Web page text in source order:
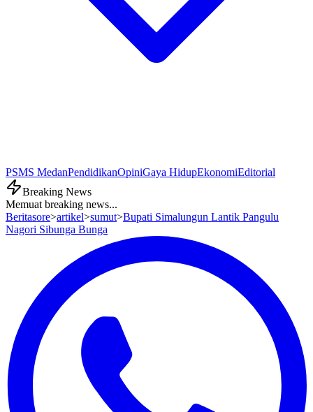
PSMS MedanPendidikanOpiniGaya HidupEkonomiEditorial
Breaking News
Memuat breaking news...
Beritasore>artikel>sumut>Bupati Simalungun Lantik Pangulu
Nagori Sibunga Bunga